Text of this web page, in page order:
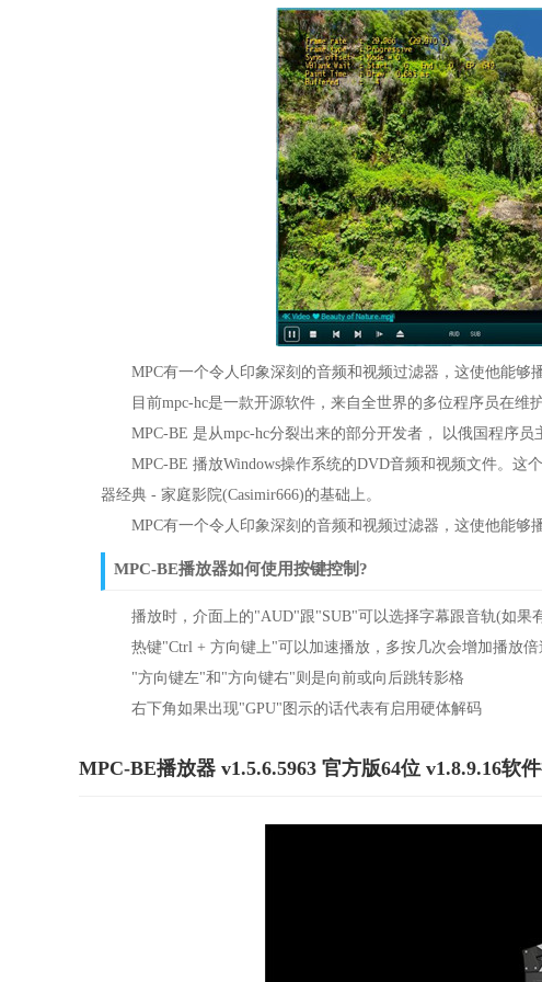
MPC有一个令人印象深刻的音频和视频过滤器，这使他能够播
目前mpc-hc是一款开源软件，来自全世界的多位程序员在维护
MPC-BE 是从mpc-hc分裂出来的部分开发者， 以俄国程序员
MPC-BE 播放Windows操作系统的DVD音频和视频文件。这
器经典 - 家庭影院(Casimir666)的基础上。
MPC有一个令人印象深刻的音频和视频过滤器，这使他能够播
MPC-BE播放器如何使用按键控制?
播放时，介面上的"AUD"跟"SUB"可以选择字幕跟音轨(如果
热键"Ctrl + 方向键上"可以加速播放，多按几次会增加播放倍
"方向键左"和"方向键右"则是向前或向后跳转影格
右下角如果出现"GPU"图示的话代表有启用硬体解码
MPC-BE播放器 v1.5.6.5963 官方版64位 v1.8.9.16软